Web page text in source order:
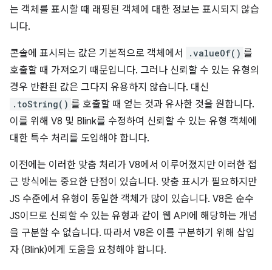
는 객체를 표시할 때 래핑된 객체에 대한 정보는 표시되지 않습
니다.
콘솔에 표시되는 값은 기본적으로 객체에서 .valueOf() 를
호출할 때 가져오기 때문입니다. 그러나 신뢰할 수 있는 유형의
경우 반환된 값은 그다지 유용하지 않습니다. 대신
.toString() 를 호출할 때 얻는 것과 유사한 것을 원합니다.
이를 위해 V8 및 Blink를 수정하여 신뢰할 수 있는 유형 객체에
대한 특수 처리를 도입해야 합니다.
이전에는 이러한 맞춤 처리가 V8에서 이루어졌지만 이러한 접
근 방식에는 중요한 단점이 있습니다. 맞춤 표시가 필요하지만
JS 수준에서 유형이 동일한 객체가 많이 있습니다. V8은 순수
JS이므로 신뢰할 수 있는 유형과 같이 웹 API에 해당하는 개념
을 구분할 수 없습니다. 따라서 V8은 이를 구분하기 위해 삽입
자 (Blink)에게 도움을 요청해야 합니다.